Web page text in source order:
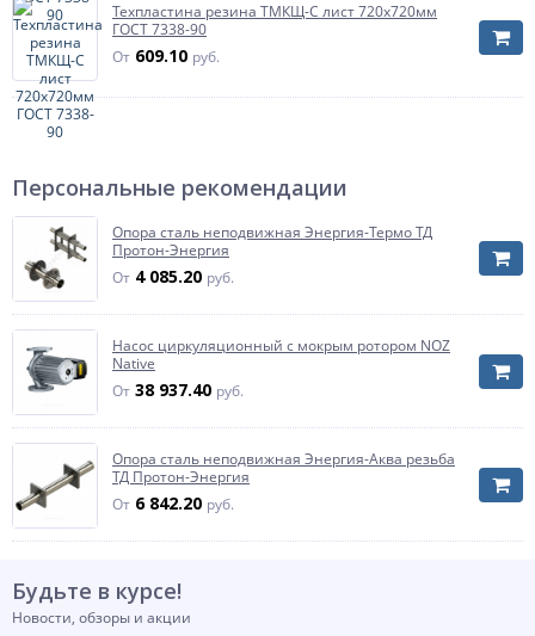
Техпластина резина ТМКЩ-С лист 720х720мм
ГОСТ 7338-90
От 609.10 руб.
Персональные рекомендации
Опора сталь неподвижная Энергия-Термо ТД
Протон-Энергия
От 4 085.20 руб.
Насос циркуляционный с мокрым ротором NOZ
Native
От 38 937.40 руб.
Опора сталь неподвижная Энергия-Аква резьба
ТД Протон-Энергия
От 6 842.20 руб.
Будьте в курсе!
Новости, обзоры и акции